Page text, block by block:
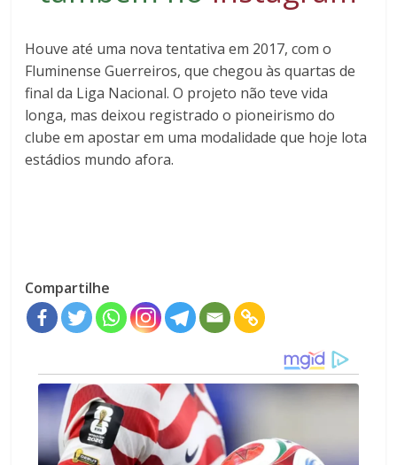
Houve até uma nova tentativa em 2017, com o
Fluminense Guerreiros, que chegou às quartas de
final da Liga Nacional. O projeto não teve vida
longa, mas deixou registrado o pioneirismo do
clube em apostar em uma modalidade que hoje lota
estádios mundo afora.
Compartilhe